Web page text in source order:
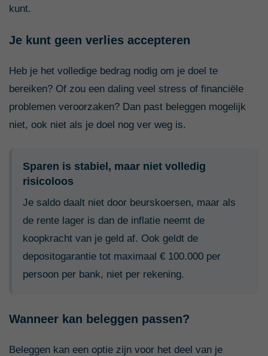
kunt.
Je kunt geen verlies accepteren
Heb je het volledige bedrag nodig om je doel te
bereiken? Of zou een daling veel stress of financiële
problemen veroorzaken? Dan past beleggen mogelijk
niet, ook niet als je doel nog ver weg is.
Sparen is stabiel, maar niet volledig
risicoloos
Je saldo daalt niet door beurskoersen, maar als
de rente lager is dan de inflatie neemt de
koopkracht van je geld af. Ook geldt de
depositogarantie tot maximaal € 100.000 per
persoon per bank, niet per rekening.
Wanneer kan beleggen passen?
Beleggen kan een optie zijn voor het deel van je